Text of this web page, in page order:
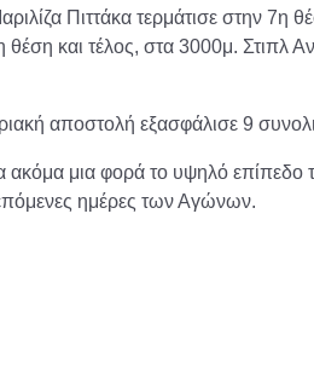
Πιττάκα τερμάτισε στην 7η
θέση και τέλος, στα 3000μ. Στιπλ
αποστολή εξασφάλισε 9
ακόμα μια φορά το υψηλό επίπεδο
επόμενες ημέρες των Αγώνων.